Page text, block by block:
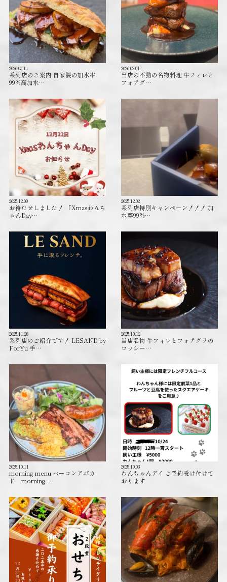
2026.03.11
系列店のご案内 自家製の加水率
99%高加水…
2026.02.01
当店の不動の名物料理 牛フィレと
フォアグ…
2025.12.09
お待たせしました！ 「Xmasわんち
ゃんDay…
2025.12.02
系列店特別キャンペーン！！！ 加
水率99%…
2025.11.28
系列店のご紹介です！ LESAND by
ForYu 手…
2025.10.12
当店名物 牛フィレとフォアグラの
ロッシー…
2025.10.11
morning menu ベーコンアボカ
ド morning …
2025.10.03
わんちゃんデイ ご予約受け付けて
おります️